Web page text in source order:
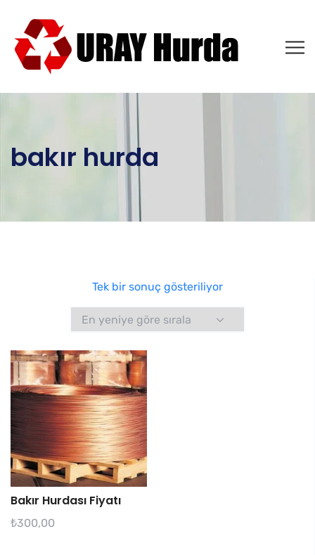
bakır hurda
Tek bir sonuç gösteriliyor
Bakır Hurdası Fiyatı
₺300,00